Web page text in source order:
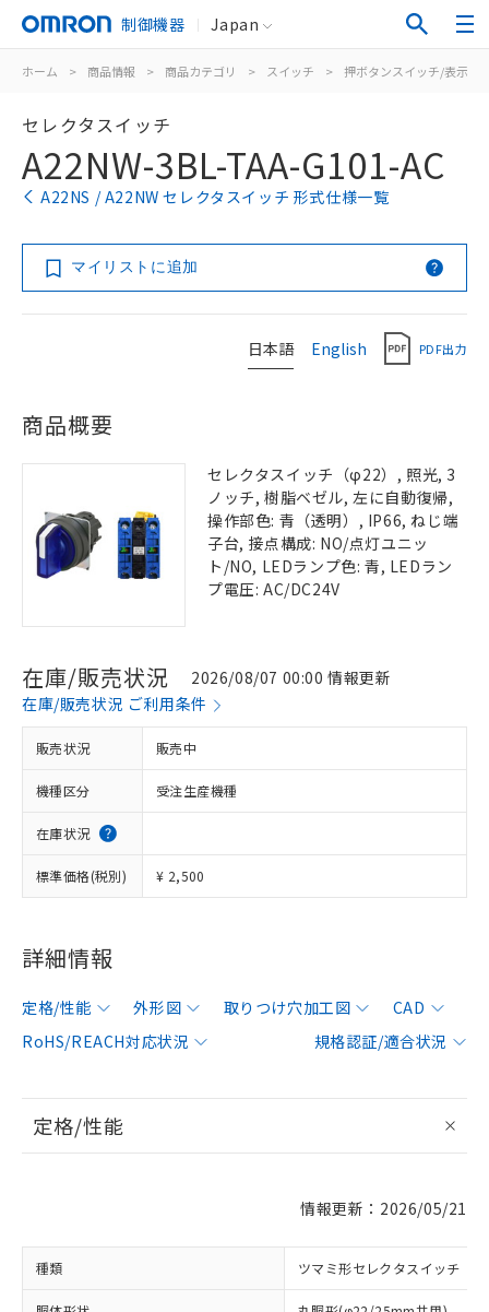
制御機器 Japan
ホーム > 商品情報 > 商品カテゴリ > スイッチ > 押ボタンスイッチ/表示灯
セレクタスイッチ
A22NW-3BL-TAA-G101-AC
A22NS / A22NW セレクタスイッチ 形式仕様一覧
マイリストに追加
日本語 English PDF出力
商品概要
セレクタスイッチ（φ22）, 照光, 3
ノッチ, 樹脂ベゼル, 左に自動復帰,
操作部色: 青（透明）, IP66, ねじ端
子台, 接点構成: NO/点灯ユニッ
ト/NO, LEDランプ色: 青, LEDラン
プ電圧: AC/DC24V
在庫/販売状況
2026/08/07 00:00 情報更新
在庫/販売状況 ご利用条件
販売状況 販売中
機種区分 受注生産機種
在庫状況
標準価格(税別) ¥ 2,500
詳細情報
定格/性能 外形図 取りつけ穴加工図
CAD
RoHS/REACH対応状況
規格認証/適合状況
定格/性能
情報更新：2026/05/21
種類 ツマミ形セレクタスイッチ